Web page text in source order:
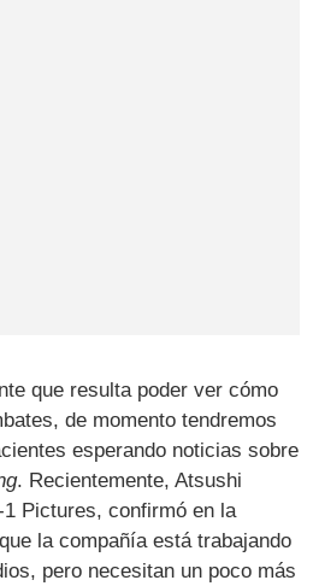
que resulta poder ver cómo
de momento tendremos
esperando noticias sobre
. Recientemente, Atsushi
1 Pictures, confirmó en la
la compañía está trabajando
pero necesitan un poco más